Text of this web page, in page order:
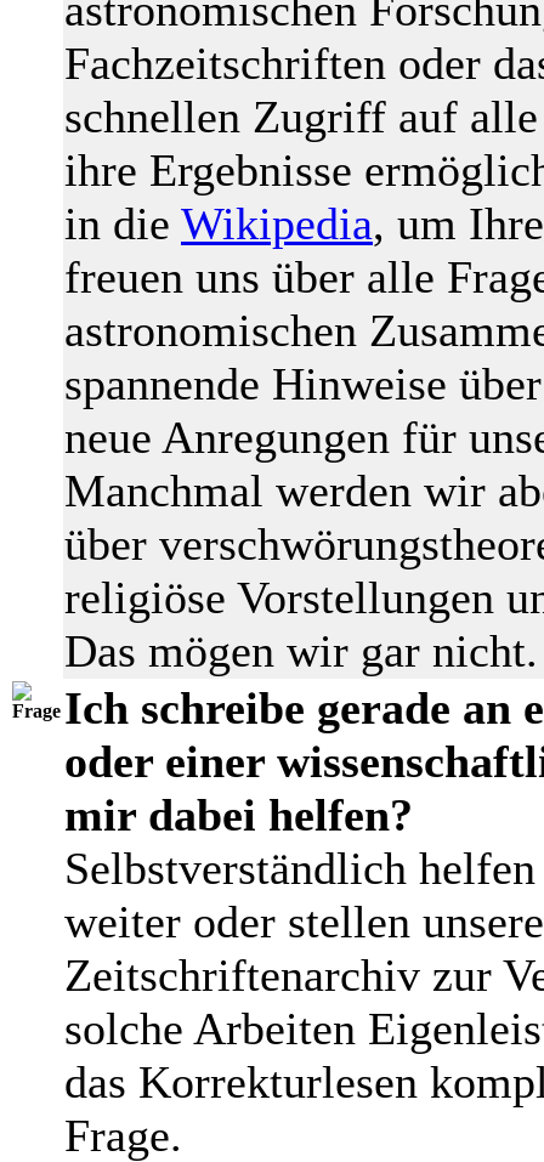
Fachzeitschriften oder
schnellen Zugriff auf
ihre Ergebnisse
in die Wikipedia, um
freuen uns über alle
astronomischen
spannende Hinweise
neue Anregungen für
Manchmal werden wir
über
religiöse Vorstellungen
Das mögen wir gar nicht.
Ich schreibe gerade an
oder einer
mir dabei helfen?
Selbstverständlich
weiter oder stellen
Zeitschriftenarchiv zur
solche Arbeiten
das Korrekturlesen
Frage.